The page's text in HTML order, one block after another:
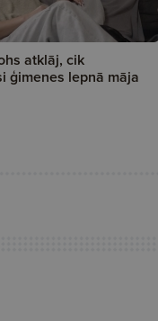
atklāj, cik
ģimenes lepnā māja